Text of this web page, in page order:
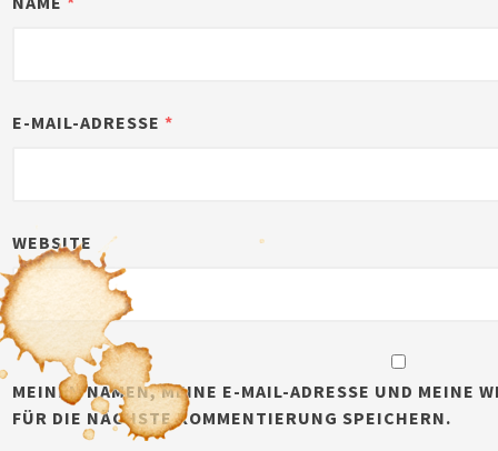
E-MAIL-ADRESSE*
WEBSITE
MEINEN NAMEN, MEINE E-MAIL-ADRESSE UND MEINE
FÜR DIE NÄCHSTE KOMMENTIERUNG SPEICHERN.